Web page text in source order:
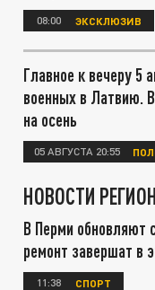
08:00 ЭКСКЛЮЗИВ
Главное к вечеру 5
военных в Латвию.
на осень
05 АВГУСТА 20:55
НОВОСТИ
В Перми обновляют
ремонт завершат в
11:38 СПОРТ